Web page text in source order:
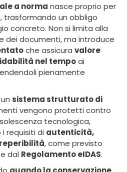
a norma nasce proprio per
trasformando un obbligo
concreto. Non si limita alla
dei documenti, ma introduce
che assicura valore
nel tempoai
pienamente
sistema strutturato di
vengono protetti contro
tecnologica,
requisiti di autenticità,
, come previsto
e dal Regolamento eIDAS.